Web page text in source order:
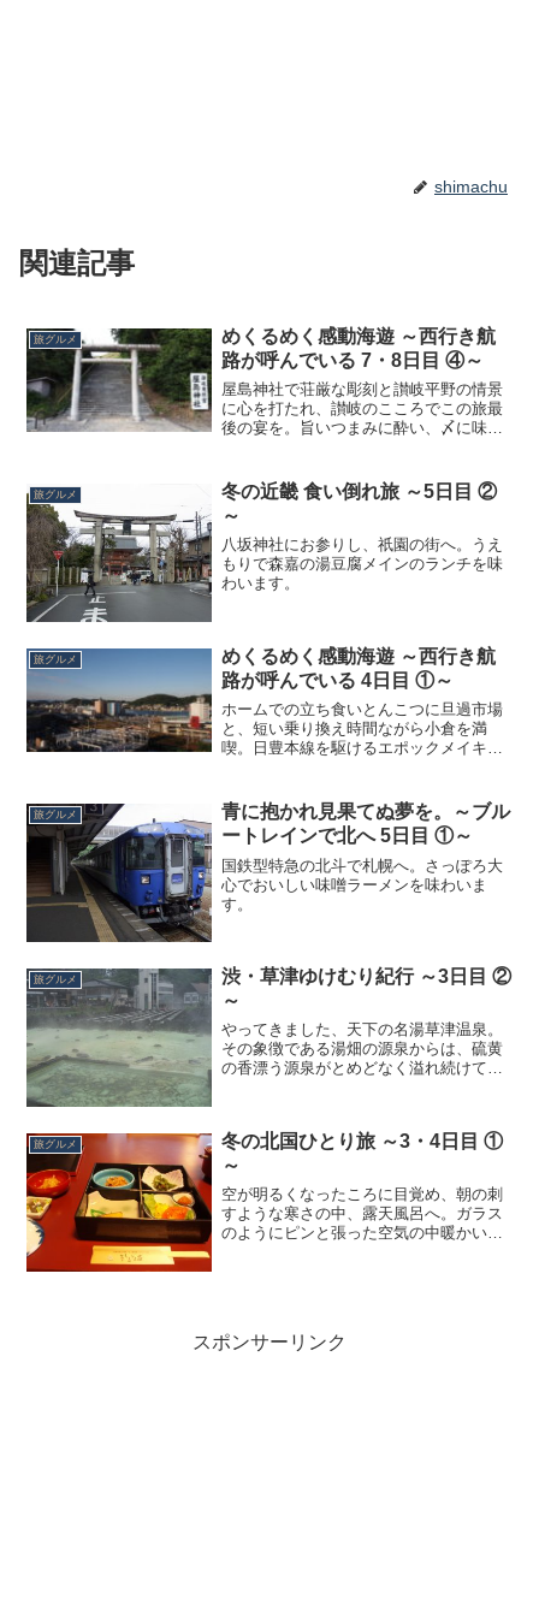
shimachu
関連記事
旅グルメ
めくるめく感動海遊 ～西行き航
路が呼んでいる 7・8日目 ④～
屋島神社で荘厳な彫刻と讃岐平野の情景
に心を打たれ、讃岐のこころでこの旅最
後の宴を。旨いつまみに酔い、〆に味わ
するのでした。
旅グルメ
冬の近畿 食い倒れ旅 ～5日目 ②
～
八坂神社にお参りし、祇園の街へ。うえ
もりで森嘉の湯豆腐メインのランチを味
わいます。
旅グルメ
めくるめく感動海遊 ～西行き航
路が呼んでいる 4日目 ①～
ホームでの立ち食いとんこつに旦過市場
と、短い乗り換え時間ながら小倉を満
喫。日豊本線を駆けるエポックメイキン
旅グルメ
青に抱かれ見果てぬ夢を。～ブル
ートレインで北へ 5日目 ①～
国鉄型特急の北斗で札幌へ。さっぽろ大
心でおいしい味噌ラーメンを味わいま
す。
旅グルメ
渋・草津ゆけむり紀行 ～3日目 ②
～
やってきました、天下の名湯草津温泉。
その象徴である湯畑の源泉からは、硫黄
の香漂う源泉がとめどなく溢れ続けてい
配湯されます。この樋には...
旅グルメ
冬の北国ひとり旅 ～3・4日目 ①
～
空が明るくなったころに目覚め、朝の刺
すような寒さの中、露天風呂へ。ガラス
のようにピンと張った空気の中暖かいお
スポンサーリンク